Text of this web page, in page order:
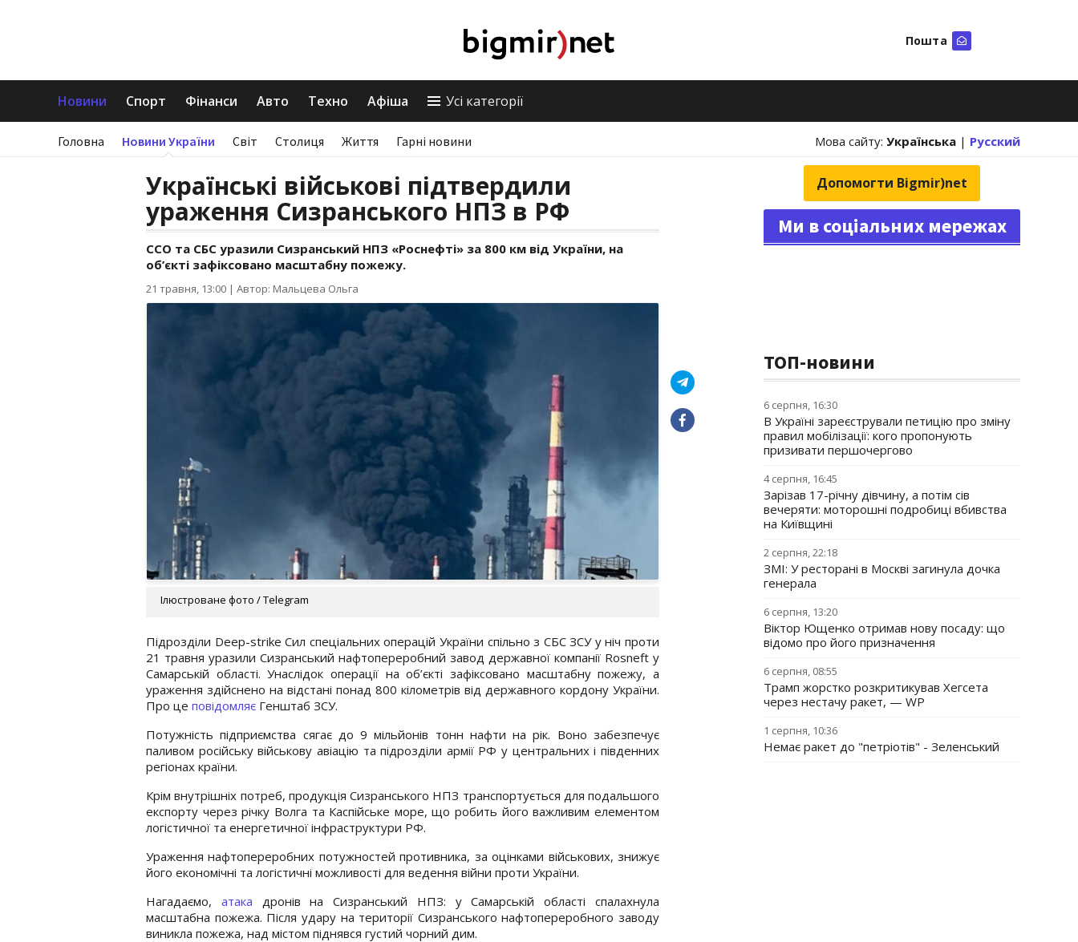
Пошта
Новини Спорт Фінанси Авто Техно Афіша Усі категорії
Головна Новини України Світ Столиця Життя Гарні новини Мова сайту: Українська | Русский
Українські військові підтвердили
ураження Сизранського НПЗ в РФ
ССО та СБС уразили Сизранський НПЗ «Роснефті» за 800 км від України, на
об’єкті зафіксовано масштабну пожежу.
21 травня, 13:00 | Автор: Мальцева Ольга
Ілюстроване фото / Telegram
Підрозділи Deep-strike Сил спеціальних операцій України спільно з СБС ЗСУ у ніч проти
21 травня уразили Сизранський нафтопереробний завод державної компанії Rosneft у
Самарській області. Унаслідок операції на об’єкті зафіксовано масштабну пожежу, а
ураження здійснено на відстані понад 800 кілометрів від державного кордону України.
Про це повідомляє Генштаб ЗСУ.
Потужність підприємства сягає до 9 мільйонів тонн нафти на рік. Воно забезпечує
паливом російську військову авіацію та підрозділи армії РФ у центральних і південних
регіонах країни.
Крім внутрішніх потреб, продукція Сизранського НПЗ транспортується для подальшого
експорту через річку Волга та Каспійське море, що робить його важливим елементом
логістичної та енергетичної інфраструктури РФ.
Ураження нафтопереробних потужностей противника, за оцінками військових, знижує
його економічні та логістичні можливості для ведення війни проти України.
Нагадаємо, атака дронів на Сизранський НПЗ: у Самарській області спалахнула
масштабна пожежа. Після удару на території Сизранського нафтопереробного заводу
виникла пожежа, над містом піднявся густий чорний дим.
Допомогти Bigmir)net
Ми в соціальних мережах
ТОП-новини
6 серпня, 16:30
В Україні зареєстрували петицію про зміну
правил мобілізації: кого пропонують
призивати першочергово
4 серпня, 16:45
Зарізав 17-річну дівчину, а потім сів
вечеряти: моторошні подробиці вбивства
на Київщині
2 серпня, 22:18
ЗМІ: У ресторані в Москві загинула дочка
генерала
6 серпня, 13:20
Віктор Ющенко отримав нову посаду: що
відомо про його призначення
6 серпня, 08:55
Трамп жорстко розкритикував Хегсета
через нестачу ракет, — WP
1 серпня, 10:36
Немає ракет до "петріотів" - Зеленський